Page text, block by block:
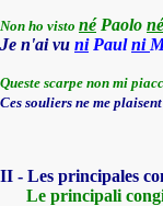
Non ho visto né Paolo né
Je n'ai vu niPaulni
Queste scarpe non mi
Ces souliers ne me
II - Les principales
Le principali